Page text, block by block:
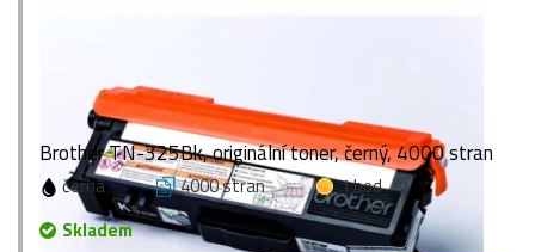
Brother TN-325Bk, originální toner, černý, 4000 stran
černá 4000 stran
1 bod
Skladem